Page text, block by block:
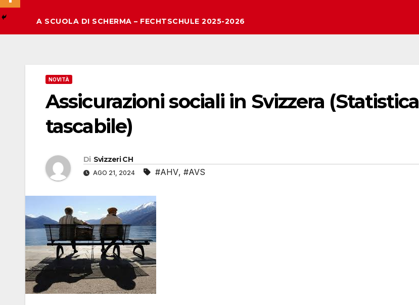
A SCUOLA DI SCHERMA – FECHTSCHULE 2025-2026
NOVITÀ
Assicurazioni sociali in Svizzera (Statistica
tascabile)
Di Svizzeri CH
AGO 21, 2024 #AHV, #AVS